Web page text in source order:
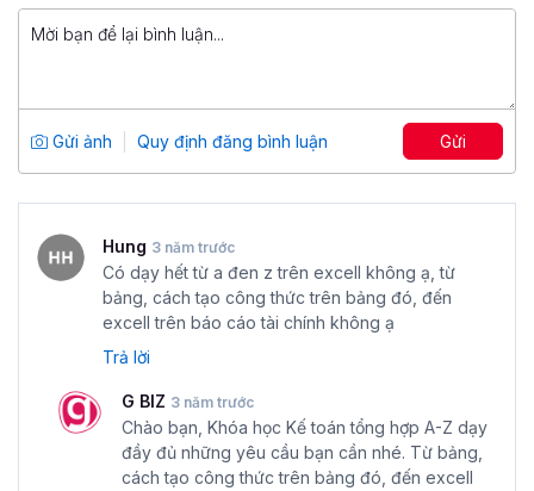
trở thành kế toán tổng hợpvà bắt đầu hành trình trở
thành kế toán tổng hợp tài năng nhé.
5
2,160
899,000 đ
Gửi ảnh Quy định đăng bình luận Gửi
Hung 3 năm trước
Có dạy hết từ a đen z trên excell không ạ, từ
bảng, cách tạo công thức trên bảng đó, đến
excell trên báo cáo tài chính không ạ
Trả lời
G BIZ 3 năm trước
Chào bạn, Khóa học Kế toán tổng hợp A-Z dạy
đầy đủ những yêu cầu bạn cần nhé. Từ bảng,
cách tạo công thức trên bảng đó, đến excell